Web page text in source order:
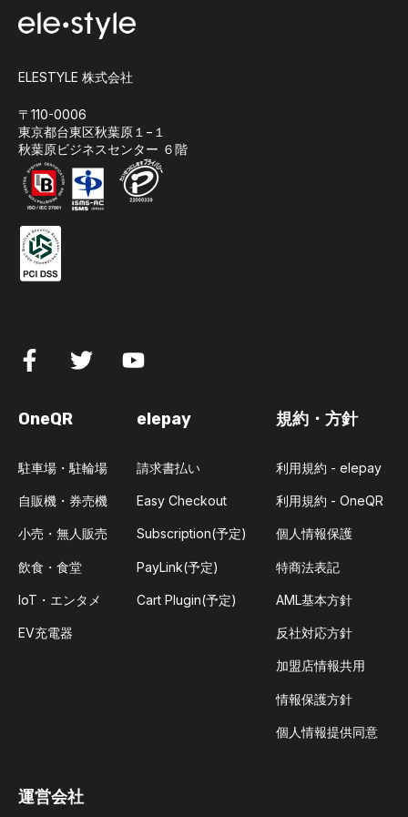
ELESTYLE 株式会社
〒110-0006
東京都台東区秋葉原１−１
秋葉原ビジネスセンター ６階
OneQR
駐車場・駐輪場
自販機・券売機
小売・無人販売
飲食・食堂
IoT・エンタメ
EV充電器
elepay
請求書払い
Easy Checkout
Subscription(予定)
PayLink(予定)
Cart Plugin(予定)
規約・方針
利用規約 - elepay
利用規約 - OneQR
個人情報保護
特商法表記
AML基本方針
反社対応方針
加盟店情報共用
情報保護方針
個人情報提供同意
運営会社